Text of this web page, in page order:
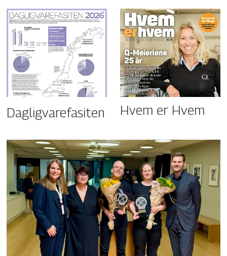
Dagligvarefasiten Hvem er Hvem